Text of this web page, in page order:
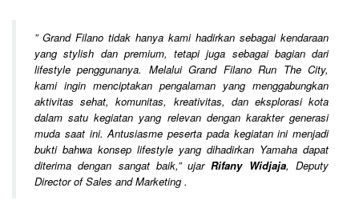
” Grand Filano tidak hanya kami hadirkan sebagai kendaraan
yang stylish dan premium, tetapi juga sebagai bagian dari
lifestyle penggunanya. Melalui Grand Filano Run The City,
kami ingin menciptakan pengalaman yang menggabungkan
aktivitas sehat, komunitas, kreativitas, dan eksplorasi kota
dalam satu kegiatan yang relevan dengan karakter generasi
muda saat ini. Antusiasme peserta pada kegiatan ini menjadi
bukti bahwa konsep lifestyle yang dihadirkan Yamaha dapat
diterima dengan sangat baik,” ujarRifany Widjaja, Deputy
Director of Sales and Marketing .